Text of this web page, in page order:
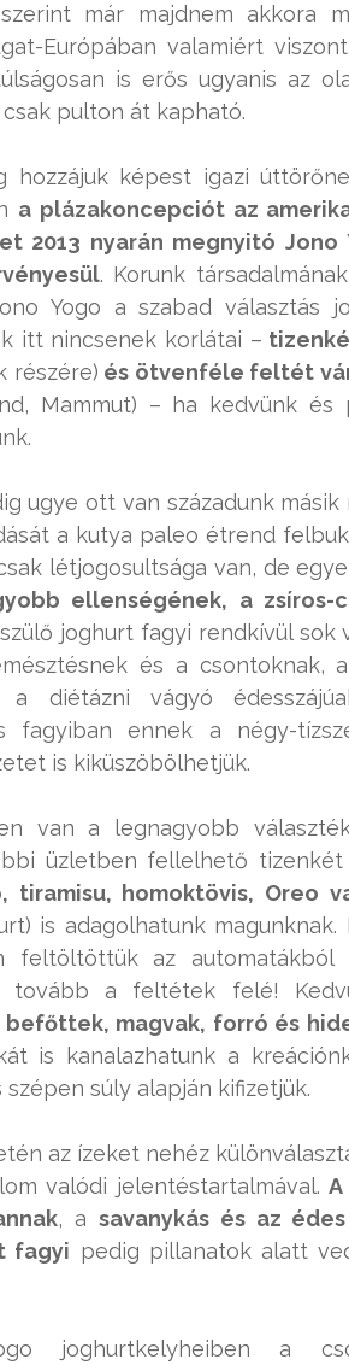
szerint már majdnem akkora
Európában valamiért
is erős ugyanis az
pulton át kapható.
hozzájuk képest igazi
a plázakoncepciót az
2013 nyarán megnyitó
. Korunk
Yogo a szabad választás
itt nincsenek korlátai –
részére) és ötvenféle feltét
Mammut) – ha kedvünk
ugye ott van századunk
a kutya paleo étrend
létjogosultsága van, de
ellenségének, a zsíros-
joghurt fagyi rendkívül
és a csontoknak,
diétázni vágyó
fagyiban ennek a négy-
is kiküszöbölhetjük.
van a legnagyobb
üzletben fellelhető
tiramisu, homoktövis, Oreo
is adagolhatunk
feltöltöttük az automatákból
tovább a feltétek felé!
befőttek, magvak, forró és
is kanalazhatunk a
szépen súly alapján kifizetjük.
az ízeket nehéz
valódi jelentéstartalmával. A
, a savanykás és az
fagyi pedig pillanatok alatt
joghurtkelyheiben a